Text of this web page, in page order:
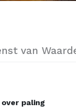
van
paling